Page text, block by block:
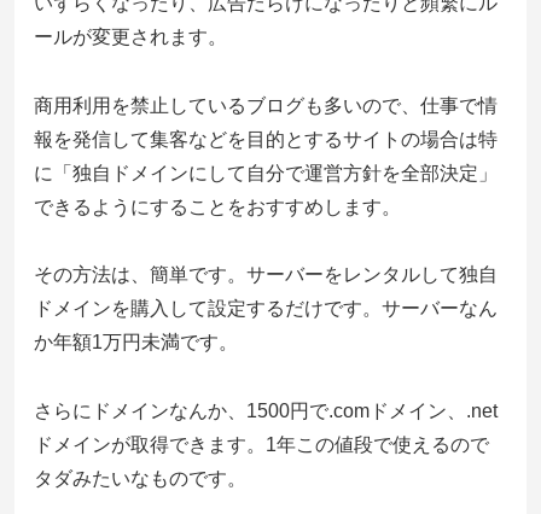
ールが変更されます。
商用利用を禁止しているブログも多いので、仕事で情
報を発信して集客などを目的とするサイトの場合は特
に「独自ドメインにして自分で運営方針を全部決定」
できるようにすることをおすすめします。
その方法は、簡単です。サーバーをレンタルして独自
ドメインを購入して設定するだけです。サーバーなん
か年額1万円未満です。
さらにドメインなんか、1500円で.comドメイン、.net
ドメインが取得できます。1年この値段で使えるので
タダみたいなものです。